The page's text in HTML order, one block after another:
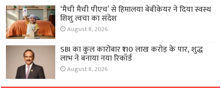
‘मैची मैची पीएच’ से हिमालया बेबीकेयर ने दिया स्वस्थ
शिशु त्वचा का संदेश
August 8, 2026
SBI का कुल कारोबार ₹110 लाख करोड़ के पार, शुद्ध
लाभ ने बनाया नया रिकॉर्ड
August 8, 2026